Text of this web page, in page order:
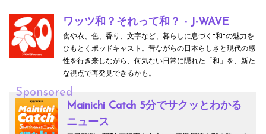
ワッツ和？それって和？ - J-WAVE
食や衣、色、香り、文字など、暮らしに息づく"和"の魅力を
ひもとくポッドキャスト。昔ながらの日本らしさと現代の感
性を行き来しながら、何気ない日常に隠れた「和」を、新た
な視点で再発見できるかも。
Sponsored
Mainichi Catch 5分でサクッとわかる
ニュース